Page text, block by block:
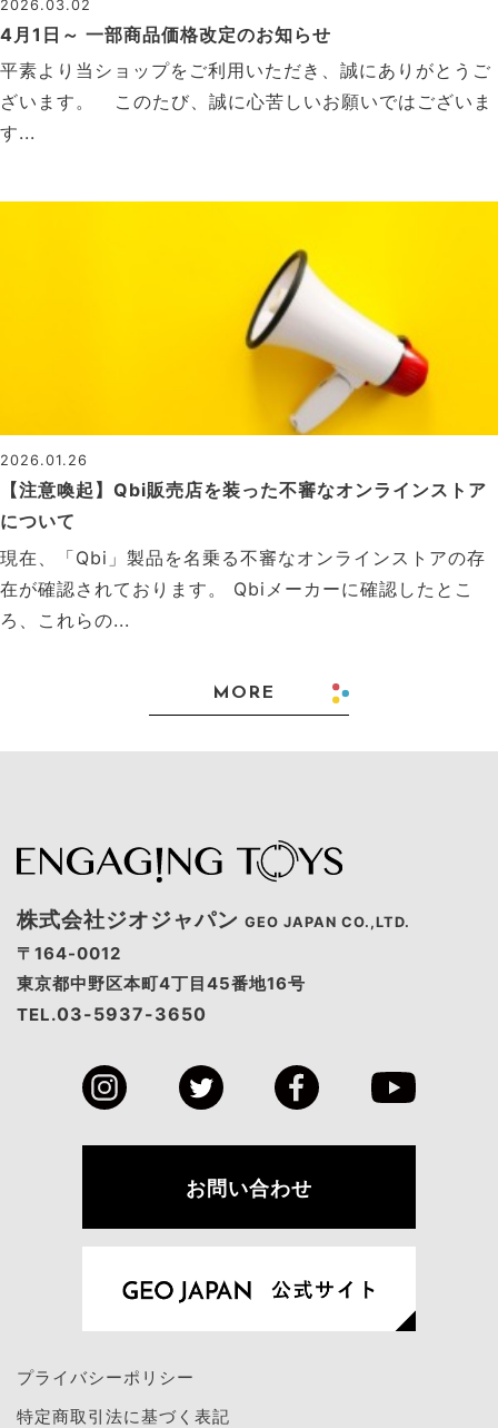
2026.03.02
4月1日～ 一部商品価格改定のお知らせ
平素より当ショップをご利用いただき、誠にありがとうご
ざいます。 このたび、誠に心苦しいお願いではございま
す...
2026.01.26
【注意喚起】Qbi販売店を装った不審なオンラインストア
について
現在、「Qbi」製品を名乗る不審なオンラインストアの存
在が確認されております。 Qbiメーカーに確認したとこ
ろ、これらの...
MORE
株式会社ジオジャパン GEO JAPAN CO.,LTD.
〒164-0012
東京都中野区本町4丁目45番地16号
TEL.03-5937-3650
お問い合わせ
プライバシーポリシー
特定商取引法に基づく表記